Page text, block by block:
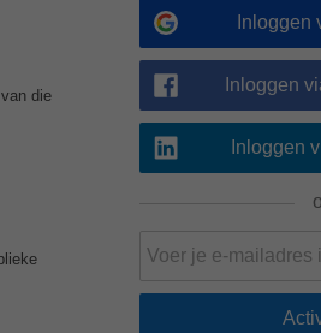
die
Inloggen
Inloggen
Inloggen